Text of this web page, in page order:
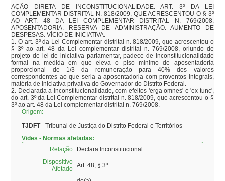
AÇÃO DIRETA DE INCONSTITUCIONALIDADE. ART. 3º DA LEI
COMPLEMENTAR DISTRITAL N. 818/2009, QUE ACRESCENTOU O § 3º
AO ART. 48 DA LEI COMPLEMENTAR DISTRITAL N. 769/2008.
APOSENTADORIA. RESERVA DE ADMINISTRAÇÃO. AUMENTO DE
DESPESAS. VÍCIO DE INICIATIVA.
1. O art. 3º da Lei Complementar distrital n. 818/2009, que acrescentou o
§ 3º ao art. 48 da Lei complementar distrital n. 769/2008, oriundo de
projeto de lei de iniciativa parlamentar, padece de inconstitucionalidade
formal na medida em que eleva o piso mínimo de aposentadoria
proporcional de 1/3 da remuneração para 40% dos valores
correspondentes ao que seria a aposentadoria com proventos integrais,
matéria de iniciativa privativa do Governador do Distrito Federal.
2. Declarada a inconstitucionalidade, com efeitos 'erga omnes' e 'ex tunc',
do art. 3º da Lei Complementar distrital n. 818/2009, que acrescentou o §
3º ao art. 48 da Lei complementar distrital n. 769/2008.
Origem:
TJDFT- Tribunal de Justiça do Distrito Federal e Territórios
Vides - Normas afetadas:
Relação
Declara Inconstitucional
Dispositivo
Afetado Art. 48, § 3º